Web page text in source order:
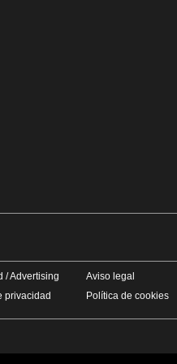
/ Advertising
privacidad
Aviso legal
Política de cookies